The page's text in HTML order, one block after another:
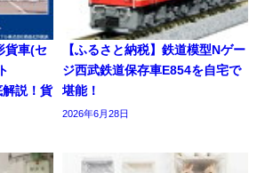
貨車(セ
解説！貨
【ふるさと納税】鉄道模型Nゲー
ジ西武鉄道保存車E854を自宅で
堪能！
2026年6月28日